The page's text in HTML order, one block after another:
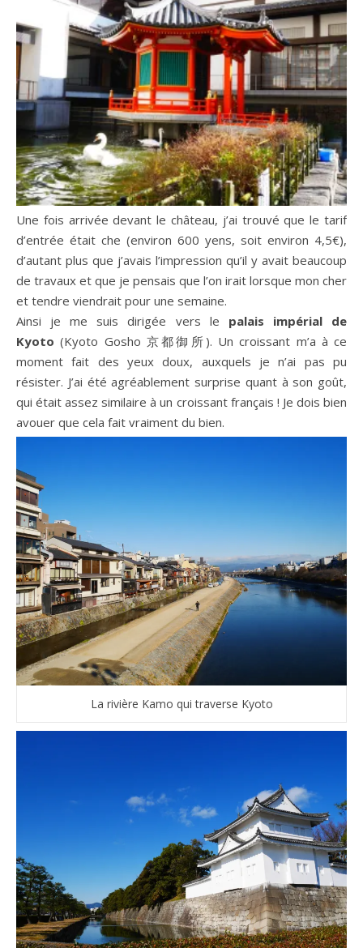
Une fois arrivée devant le château, j’ai trouvé que le tarif
d’entrée était che (environ 600 yens, soit environ 4,5€),
d’autant plus que j’avais l’impression qu’il y avait beaucoup
de travaux et que je pensais que l’on irait lorsque mon cher
et tendre viendrait pour une semaine.
Ainsi je me suis dirigée vers le palais impérial de
Kyoto(Kyoto Gosho 京都御所). Un croissant m’a à ce
moment fait des yeux doux, auxquels je n’ai pas pu
résister. J’ai été agréablement surprise quant à son goût,
qui était assez similaire à un croissant français ! Je dois bien
avouer que cela fait vraiment du bien.
La rivière Kamo qui traverse Kyoto